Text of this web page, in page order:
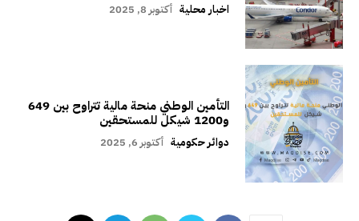
اخبار محلية أكتوبر 8, 2025
التأمين الوطني منحة مالية تتراوح بين 649
و1200 شيكل للمستحقين
دوائر حكومية أكتوبر 6, 2025